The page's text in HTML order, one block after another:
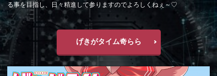
る事を目指し、日々精進して参りますのでよろしくねぇ～♡
げきがタイム奇らら